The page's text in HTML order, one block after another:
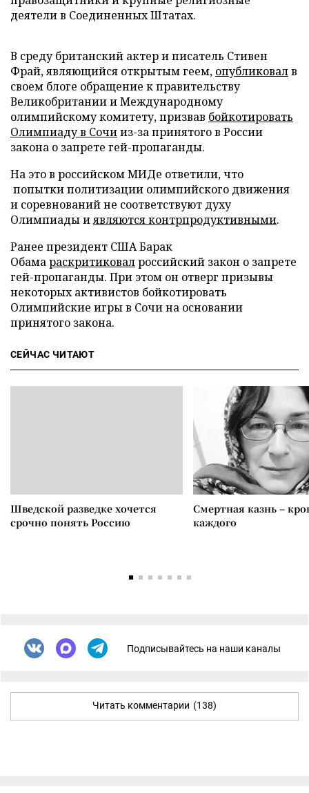
деятели в Соединенных Штатах.
В среду британский актер и писатель Стивен
Фрай, являющийся открытым геем, опубликовалв
своем блоге обращение к правительству
Великобритании и Международному
олимпийскому комитету, призвав бойкотировать
Олимпиаду в Сочииз-за принятого в России
закона о запрете гей-пропаганды.
На это в российском МИДе ответили, что
попытки политизации олимпийского движения
и соревнований не соответствуют духу
Олимпиады иявляются контрпродуктивными.
Ранее президент США Барак
Обамараскритиковалроссийский закон о запрете
гей-пропаганды. При этом он отверг призывы
некоторых активистов бойкотировать
Олимпийские игры в Сочи на основании
принятого закона.
СЕЙЧАС ЧИТАЮТ
Шведской разведке хочется
срочно понять Россию
Смертная казнь –
каждого
Подписывайтесь на наши каналы
Читать комментарии (138)